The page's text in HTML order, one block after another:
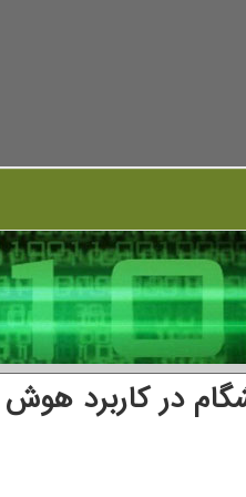
در کاربرد